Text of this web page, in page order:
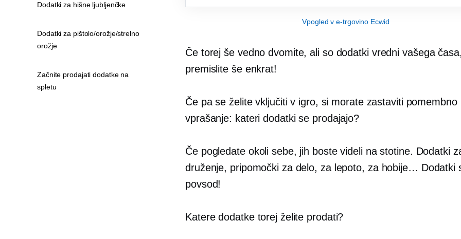
Vpogled v e-trgovino Ecwid
Če torej še vedno dvomite, ali so dodatki vredni vašega časa,
premislite še enkrat!
Če pa se želite vključiti v igro, si morate zastaviti pomembno
vprašanje: kateri dodatki se prodajajo?
Če pogledate okoli sebe, jih boste videli na stotine. Dodatki
druženje, pripomočki za delo, za lepoto, za hobije… Dodatki
povsod!
Katere dodatke torej želite prodati?
Dodatki za hišne ljubljenčke
Dodatki za pištolo/orožje/strelno
orožje
Začnite prodajati dodatke na
spletu